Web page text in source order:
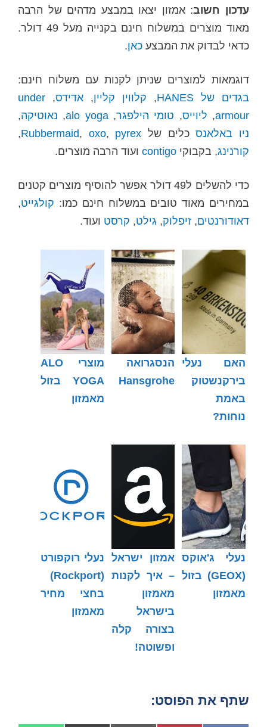
עדכון חשוב: אמזון יצאו במבצע מדהים של הרבה
מאוד מוצרים במשלוח חינם בקנייה מעל 49 דולר.
כדאי לבדוק את המבצע כאן.
דוגמאות למוצרים שניתן לקנות עם משלוח חינם:
בגדים של HANES
, קלווין קליין, אדידס,
under
armour
, ליוייס, טומי הילפגר,
alo yoga
, נאוטיקה,
ניו באלאנסכלים של Rubbermaid, oxo, pyrex
,
קורנינג, בקבוקי contigo ועוד הרבה מוצרים.
כדי להשלים ל49 דולר אפשר להוסיף מוצרים קטנים
במחירים מאוד טובים במשלוח חינם כמו: קולגייט,
דאודורנטים, זיפלוק, גילט, קרסט ועוד.
האם נעלי
בירקנשטוק
באמת
נוחות?
הנסגרואה
Hansgrohe
מוצרי ALO
YOGA בזול
מאמזון
נעלי ג'אוקס
(GEOX) בזול
מאמזון
אמזון ישראל
– איך לקנות
מאמזון
בישראל
בצורה קלה
ופשוטה!
נעלי רוקפורט
(Rockport)
בחצי מחיר
מאמזון
שתף את הפוסט: